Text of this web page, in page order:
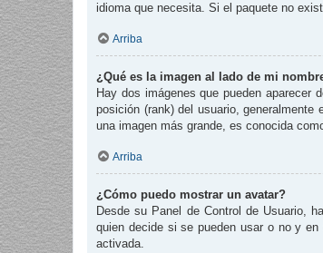
idioma que necesita. Si el paquete no
Arriba
¿Qué es la imagen al lado de mi
Hay dos imágenes que pueden aparecer
posición (rank) del usuario,
una imagen más grande, es conocida
Arriba
¿Cómo puedo mostrar un avatar?
Desde su Panel de Control de Usuario,
quien decide si se pueden usar o no y
activada.